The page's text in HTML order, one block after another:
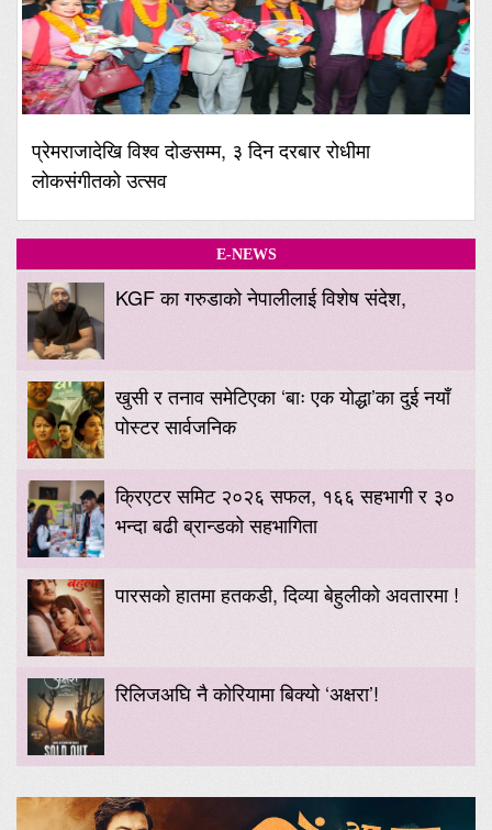
प्रेमराजादेखि विश्व दोङसम्म, ३ दिन दरबार रोधीमा
लोकसंगीतको उत्सव
E-NEWS
KGF का गरुडाको नेपालीलाई विशेष संदेश,
खुसी र तनाव समेटिएका ‘बाः एक योद्धा’का दुई नयाँ
पोस्टर सार्वजनिक
क्रिएटर समिट २०२६ सफल, १६६ सहभागी र ३०
भन्दा बढी ब्रान्डको सहभागिता
पारसको हातमा हतकडी, दिव्या बेहुलीको अवतारमा !
रिलिजअघि नै कोरियामा बिक्यो ‘अक्षरा’!